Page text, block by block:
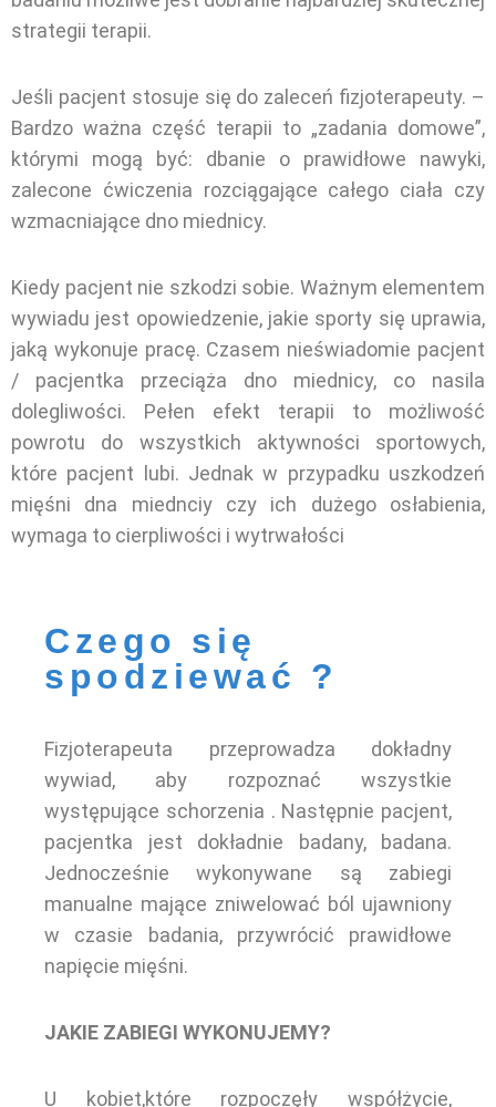
strategii terapii.
Jeśli pacjent stosuje się do zaleceń fizjoterapeuty. –
Bardzo ważna część terapii to „zadania domowe”,
którymi mogą być: dbanie o prawidłowe nawyki,
zalecone ćwiczenia rozciągające całego ciała czy
wzmacniające dno miednicy.
Kiedy pacjent nie szkodzi sobie. Ważnym elementem
wywiadu jest opowiedzenie, jakie sporty się uprawia,
jaką wykonuje pracę. Czasem nieświadomie pacjent
/ pacjentka przeciąża dno miednicy, co nasila
dolegliwości. Pełen efekt terapii to możliwość
powrotu do wszystkich aktywności sportowych,
które pacjent lubi. Jednak w przypadku uszkodzeń
mięśni dna miednciy czy ich dużego osłabienia,
wymaga to cierpliwości i wytrwałości
Czego się
spodziewać ?
Fizjoterapeuta przeprowadza dokładny
wywiad, aby rozpoznać wszystkie
występujące schorzenia . Następnie pacjent,
pacjentka jest dokładnie badany, badana.
Jednocześnie wykonywane są zabiegi
manualne mające zniwelować ból ujawniony
w czasie badania, przywrócić prawidłowe
napięcie mięśni.
JAKIE ZABIEGI WYKONUJEMY?
U kobiet,które rozpoczęły współżycie,